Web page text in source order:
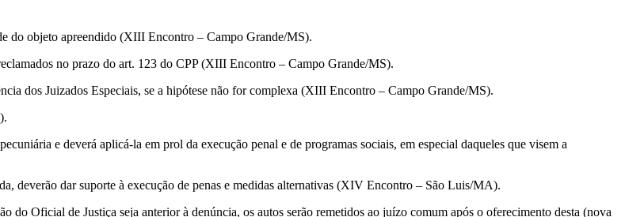
do objeto apreendido (XIII Encontro – Campo Grande/MS).
no prazo do art. 123 do CPP (XIII Encontro – Campo Grande/MS).
dos Juizados Especiais, se a hipótese não for complexa (XIII Encontro – Campo Grande/MS).
e deverá aplicá-la em prol da execução penal e de programas sociais, em especial daqueles que visem a
deverão dar suporte à execução de penas e medidas alternativas (XIV Encontro – São Luis/MA).
Oficial de Justiça seja anterior à denúncia, os autos serão remetidos ao juízo comum após o oferecimento desta (nova